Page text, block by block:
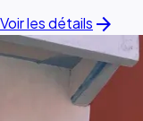
Voir les détails arrow_forward